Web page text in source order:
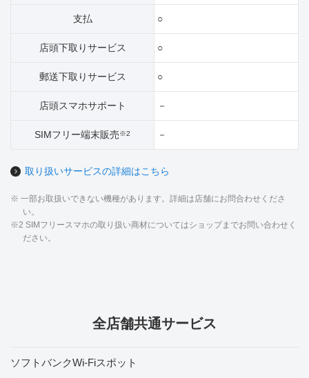
支払 ○
店頭下取りサービス ○
郵送下取りサービス ○
店頭スマホサポート －
SIMフリー端末販売※2 －
取り扱いサービスの詳細はこちら
※ 一部お取扱いできない機種があります。詳細は店舗にお問合わせくださ
い。
※2 SIMフリースマホの取り扱い商材についてはショップまでお問い合わせく
ださい。
全店舗共通サービス
ソフトバンクWi-Fiスポット